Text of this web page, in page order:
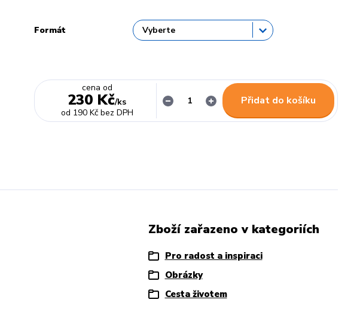
Formát
cena od
230 Kč/ks
od 190 Kč bez DPH
Přidat do košíku
Zboží zařazeno v kategoriích
Pro radost a inspiraci
Obrázky
Cesta životem